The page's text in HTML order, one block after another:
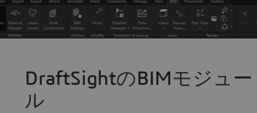
DraftSightのBIMモジュー
ル